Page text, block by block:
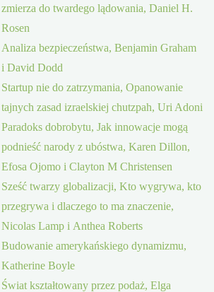
zmierza do twardego lądowania, Daniel H.
Rosen
Analiza bezpieczeństwa, Benjamin Graham
i David Dodd
Startup nie do zatrzymania, Opanowanie
tajnych zasad izraelskiej chutzpah, Uri Adoni
Paradoks dobrobytu, Jak innowacje mogą
podnieść narody z ubóstwa, Karen Dillon,
Efosa Ojomo i Clayton M Christensen
Sześć twarzy globalizacji, Kto wygrywa, kto
przegrywa i dlaczego to ma znaczenie,
Nicolas Lamp i Anthea Roberts
Budowanie amerykańskiego dynamizmu,
Katherine Boyle
Świat kształtowany przez podaż, Elga